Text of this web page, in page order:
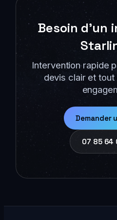
Besoin d’un
Intervention rapide
devis clair et
Demander
07 85 64